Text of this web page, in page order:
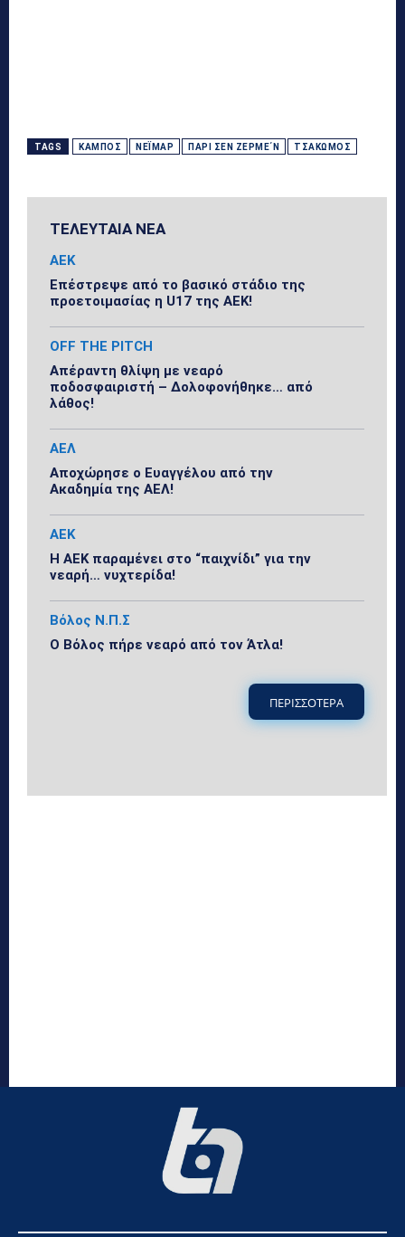
TAGS ΚΆΜΠΟΣ ΝΕΪΜΆΡ ΠΑΡΊ ΣΕΝ ΖΕΡΜΕ΄Ν ΤΣΑΚΩΜΌΣ
ΤΕΛΕΥΤΑΙΑ ΝΕΑ
ΑΕΚ
Επέστρεψε από το βασικό στάδιο της
προετοιμασίας η U17 της ΑΕΚ!
OFF THE PITCH
Απέραντη θλίψη με νεαρό
ποδοσφαιριστή – Δολοφονήθηκε… από
λάθος!
ΑΕΛ
Αποχώρησε ο Ευαγγέλου από την
Ακαδημία της ΑΕΛ!
ΑΕΚ
Η ΑΕΚ παραμένει στο “παιχνίδι” για την
νεαρή… νυχτερίδα!
Βόλος Ν.Π.Σ
Ο Βόλος πήρε νεαρό από τον Άτλα!
ΠΕΡΙΣΣΟΤΕΡΑ